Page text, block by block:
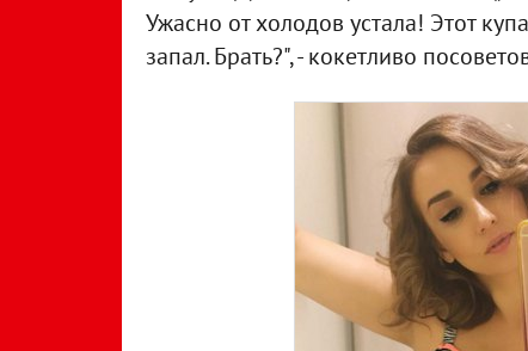
Ужасно от холодов устала! Этот
запал. Брать?", - кокетливо